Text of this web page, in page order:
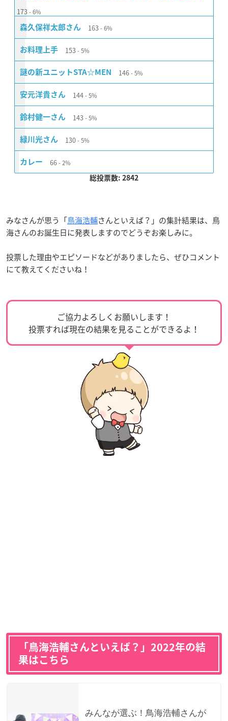
173 6%
森久保祥太郎さん 163 6%
お料理上手 153 5%
謎の新ユニットSTA☆MEN 146 5%
安元洋貴さん 144 5%
鈴村健一さん 143 5%
緑川光さん 130 5%
カレー 66 2%
総投票数: 2842
みなさんが思う「鳥海浩輔さんといえば？」の集計結果は、鳥
海さんのお誕生日に発表しますのでどうぞお楽しみに。
投票した理由やエピソードなどがありましたら、ぜひコメント
にて教えてくださいね！
ご協力よろしくお願いします！
投票すれば現在の結果を見ることができるよ！
「鳥海浩輔さんといえば？」2022年の結
果はこちら